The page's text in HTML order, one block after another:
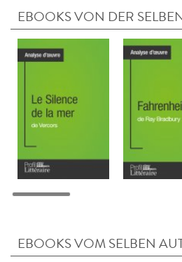
EBOOKS VON DER
EBOOKS VOM SELBEN